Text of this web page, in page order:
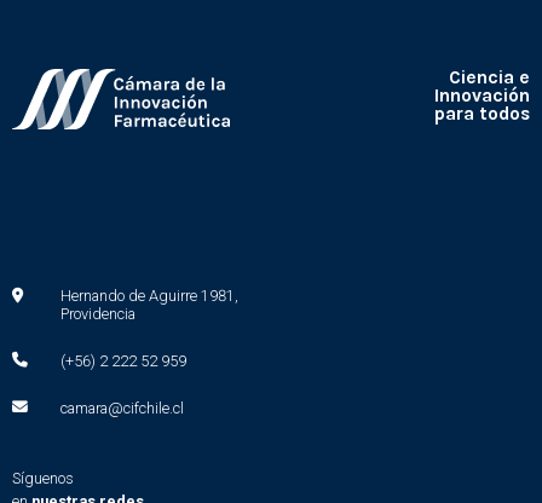
Ciencia e
Innovación
para todos
Hernando de Aguirre 1981,
Providencia
(+56) 2 222 52 959
camara@cifchile.cl
Síguenos